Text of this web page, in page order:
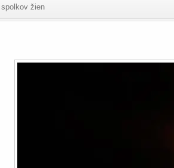
žien